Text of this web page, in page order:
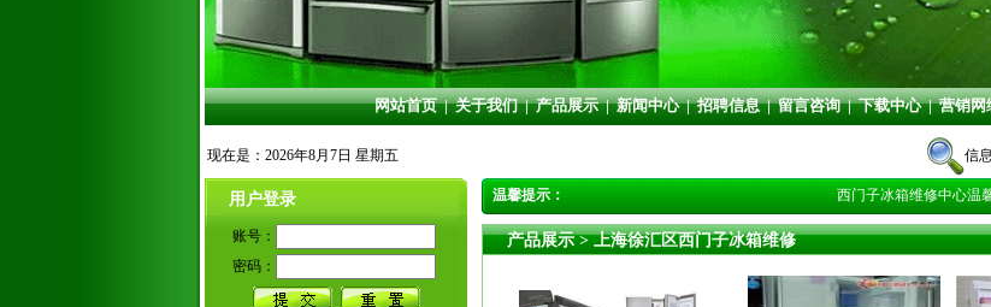
网站首页|关于我们|产品展示|新闻中心|招聘信息|留言咨询|下载中心|营销网
现在是：2026年8月7日 星期五 信
用户登录
账号：
密码：
温馨提示： 西门子冰箱维修中心温馨
产品展示> 上海徐汇区西门子冰箱维修